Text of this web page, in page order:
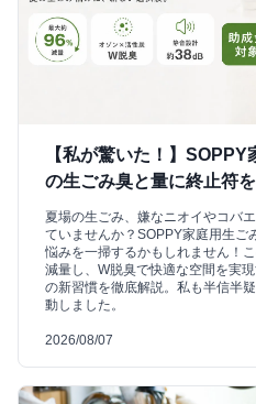
【私が驚いた！】
の生ごみ臭と量に終止符を
夏場の生ごみ、嫌なニオイやコバ
ていませんか？SOPPY家庭用生ご
悩みを一掃するかもしれません！
減量し、W脱臭で快適な空間を実
の新習慣を徹底解説。私も半信半
動しました。
2026/08/07